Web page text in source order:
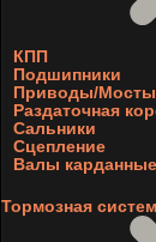
КПП
Подшипники
Приводы/Мосты
Раздаточная
Сальники
Сцепление
Валы
Тормозная